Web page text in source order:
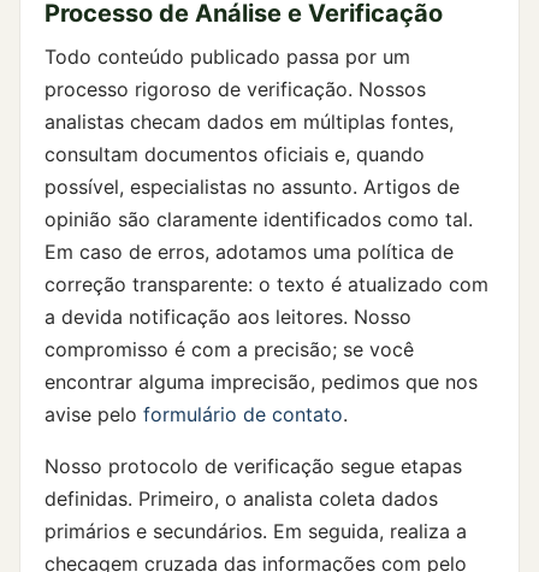
Processo de Análise e Verificação
Todo conteúdo publicado passa por um
processo rigoroso de verificação. Nossos
analistas checam dados em múltiplas fontes,
consultam documentos oficiais e, quando
possível, especialistas no assunto. Artigos de
opinião são claramente identificados como tal.
Em caso de erros, adotamos uma política de
correção transparente: o texto é atualizado com
a devida notificação aos leitores. Nosso
compromisso é com a precisão; se você
encontrar alguma imprecisão, pedimos que nos
avise pelo formulário de contato.
Nosso protocolo de verificação segue etapas
definidas. Primeiro, o analista coleta dados
primários e secundários. Em seguida, realiza a
checagem cruzada das informações com pelo